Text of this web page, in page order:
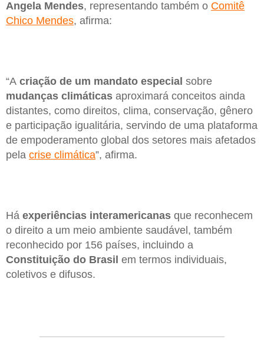
Angela Mendes, representando também o Comitê
Chico Mendes, afirma:
“A criação de um mandato especial sobre
mudanças climáticas aproximará conceitos ainda
distantes, como direitos, clima, conservação, gênero
e participação igualitária, servindo de uma plataforma
de empoderamento global dos setores mais afetados
pela crise climática”, afirma.
Há experiências interamericanas que reconhecem
o direito a um meio ambiente saudável, também
reconhecido por 156 países, incluindo a
Constituição do Brasil em termos individuais,
coletivos e difusos.